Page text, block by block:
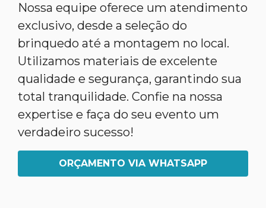
Nossa equipe oferece um atendimento
exclusivo, desde a seleção do
brinquedo até a montagem no local.
Utilizamos materiais de excelente
qualidade e segurança, garantindo sua
total tranquilidade. Confie na nossa
expertise e faça do seu evento um
verdadeiro sucesso!
ORÇAMENTO VIA WHATSAPP